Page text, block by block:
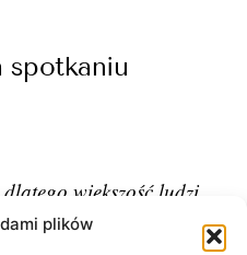
plików
spotkaniu
większość ludzi